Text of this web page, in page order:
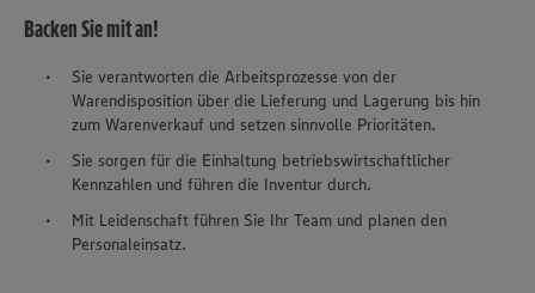
Backen Sie mit an!
Sie verantworten die Arbeitsprozesse von der
Warendisposition über die Lieferung und Lagerung bis hin
zum Warenverkauf und setzen sinnvolle Prioritäten.
Sie sorgen für die Einhaltung betriebswirtschaftlicher
Kennzahlen und führen die Inventur durch.
Mit Leidenschaft führen Sie Ihr Team und planen den
Personaleinsatz.